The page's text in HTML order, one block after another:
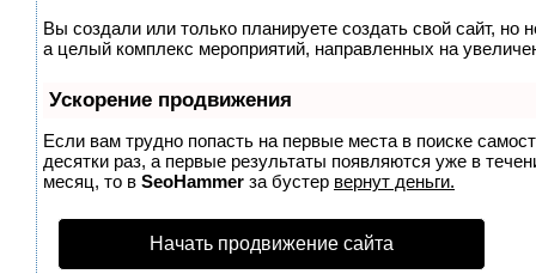
Вы создали или только планируете создать свой сайт, но
а целый комплекс мероприятий, направленных на
Ускорение продвижения
Если вам трудно попасть на первые места в поиске
десятки раз, а первые результаты появляются уже в
месяц, то в SeoHammer за бустер вернут деньги.
Начать продвижение сайта